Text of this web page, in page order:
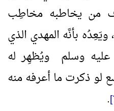
من يخاطبه مخاطِب
ويَعِدُه بأنَّه المهدي الذي
عليه وسلم ويُظهِر له
لو ذكرت ما أعرفه منه
.